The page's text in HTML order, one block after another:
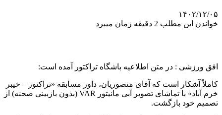
۱۴۰۲/۱۲/۰۵
خواندن این مطلب 2 دقیقه زمان میبرد
افق ورزشی : در متن اطلاعیه باشگاه تراکتور آمده است:
کاملاً آشکار است که آقای منصوریان، داور مسابقه «تراکتور – خیبر
خرم آباد» با تماشای تصویر آبی مانیتور VAR (بدون بازبینی صحنه) از
تصمیم خود بازگشت.